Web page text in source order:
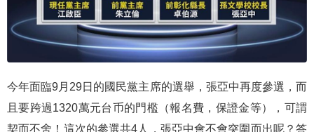
今年面臨9月29日的國民黨主席的選舉，張亞中再度參選，而
且要跨過1320萬元台币的門檻（報名費，保證金等），可謂
契而不舍！這次的參選共4人，張亞中會不會突圍而出呢？答